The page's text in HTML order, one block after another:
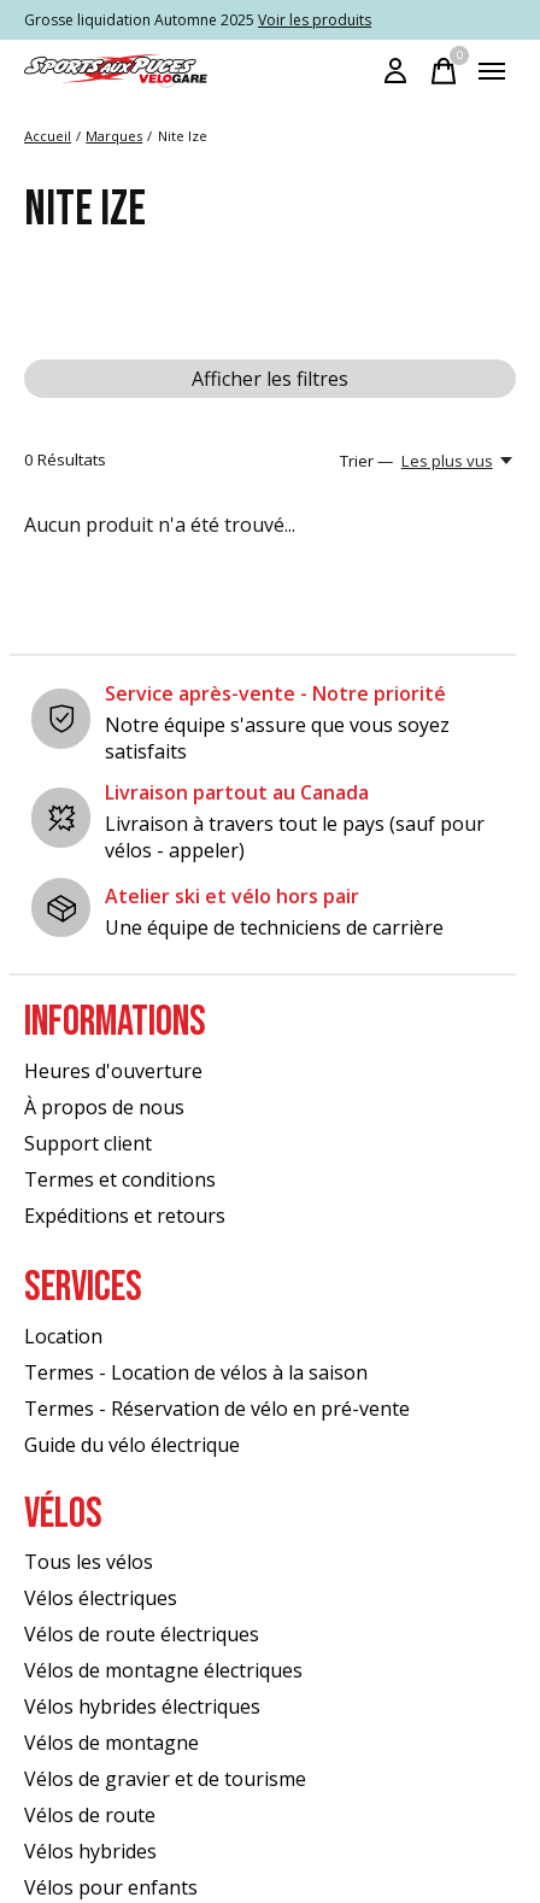
Grosse liquidation Automne 2025 Voir les produits
0items
Accueil / Marques / Nite Ize
NITE IZE
Afficher les filtres
0 Résultats Trier — Les plus vus
Aucun produit n'a été trouvé...
Service après-vente - Notre priorité
Notre équipe s'assure que vous soyez
satisfaits
Livraison partout au Canada
Livraison à travers tout le pays (sauf pour
vélos - appeler)
Atelier ski et vélo hors pair
Une équipe de techniciens de carrière
INFORMATIONS
Heures d'ouverture
À propos de nous
Support client
Termes et conditions
Expéditions et retours
SERVICES
Location
Termes - Location de vélos à la saison
Termes - Réservation de vélo en pré-vente
Guide du vélo électrique
VÉLOS
Tous les vélos
Vélos électriques
Vélos de route électriques
Vélos de montagne électriques
Vélos hybrides électriques
Vélos de montagne
Vélos de gravier et de tourisme
Vélos de route
Vélos hybrides
Vélos pour enfants